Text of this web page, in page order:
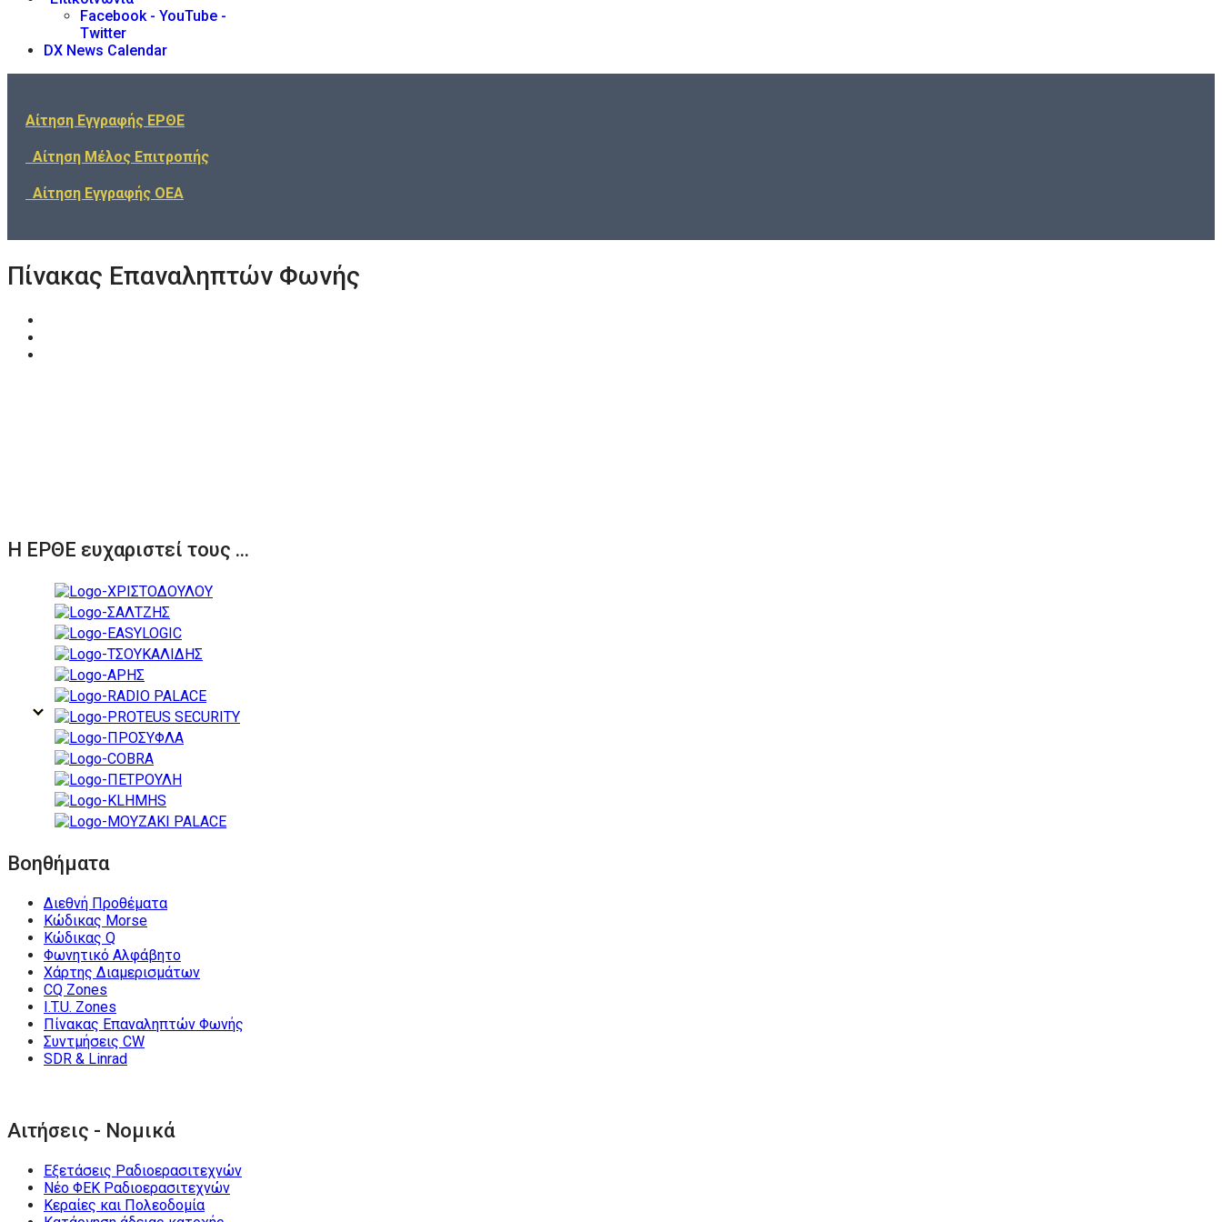
Facebook - YouTube -
Twitter
DX News Calendar
Αίτηση Εγγραφής ΕΡΘΕ
Αίτηση Μέλος Επιτροπής
Αίτηση Εγγραφής ΟΕΑ
Πίνακας Επαναληπτών Φωνής
Η ΕΡΘΕ ευχαριστεί τους ...
Βοηθήματα
Διεθνή Προθέματα
Κώδικας Morse
Κώδικας Q
Φωνητικό Αλφάβητο
Χάρτης Διαμερισμάτων
CQ Zones
I.T.U. Zones
Πίνακας Επαναληπτών Φωνής
Συντμήσεις CW
SDR & Linrad
Αιτήσεις - Νομικά
Εξετάσεις Ραδιοερασιτεχνών
Νέο ΦΕΚ Ραδιοερασιτεχνών
Κεραίες και Πολεοδομία